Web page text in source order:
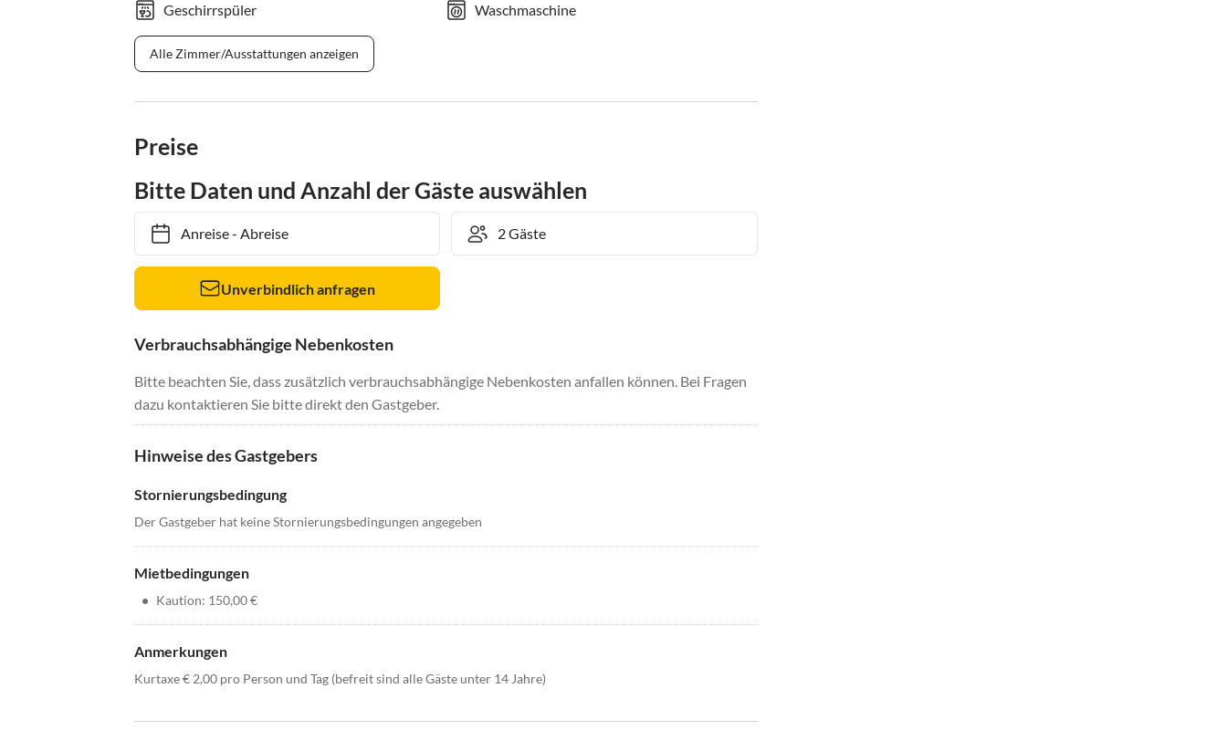
Geschirrspüler Waschmaschine
Alle Zimmer/Ausstattungen anzeigen
Preise
Bitte Daten und Anzahl der Gäste auswählen
Anreise- Abreise
Unverbindlich anfragen
Verbrauchsabhängige Nebenkosten
Bitte beachten Sie, dass zusätzlich verbrauchsabhängige Nebenkosten anfallen können. Bei Fragen
dazu kontaktieren Sie bitte direkt den Gastgeber.
Hinweise des Gastgebers
Stornierungsbedingung
Der Gastgeber hat keine Stornierungsbedingungen angegeben
Mietbedingungen
• Kaution: 150,00 €
Anmerkungen
Kurtaxe € 2,00 pro Person und Tag (befreit sind alle Gäste unter 14 Jahre)